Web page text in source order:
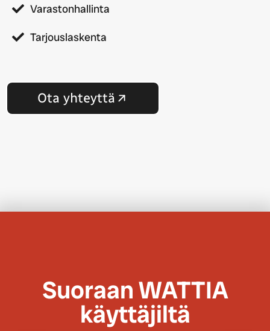
Varastonhallinta
Tarjouslaskenta
Ota yhteyttä
Suoraan WATTIA
käyttäjiltä